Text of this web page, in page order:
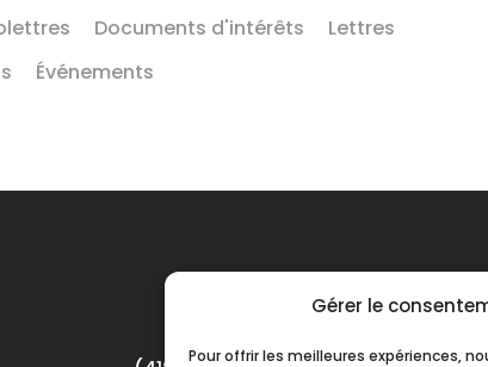
Gérer le
Pour offrir les meilleures expériences,
Documents d'intérêts
Lettres
Événements